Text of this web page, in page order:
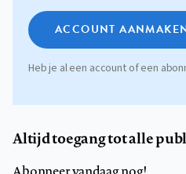
ACCOUNT
Heb je al een account of een
Altijd toegang tot alle